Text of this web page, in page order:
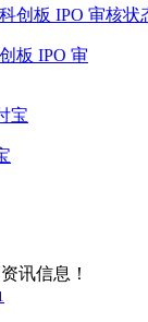
板 IPO 审
讯信息！